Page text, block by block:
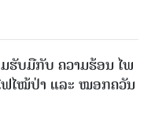
ຮັບມືກັບ ຄວາມຮ້ອນ ໄພ
ຟໄໝ້ປ່າ ແລະ ໝອກຄວັນ